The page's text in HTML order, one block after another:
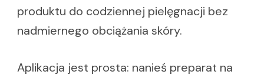
produktu do codziennej pielęgnacji bez
nadmiernego obciążania skóry.
Aplikacja jest prosta: nanieś preparat na